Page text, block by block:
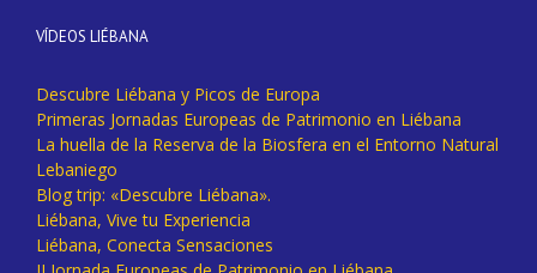
VÍDEOS LIÉBANA
Descubre Liébana y Picos de Europa
Primeras Jornadas Europeas de Patrimonio en Liébana
La huella de la Reserva de la Biosfera en el Entorno Natural
Lebaniego
Blog trip: «Descubre Liébana».
Liébana, Vive tu Experiencia
Liébana, Conecta Sensaciones